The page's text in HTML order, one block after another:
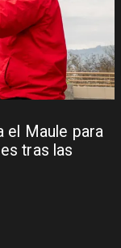
el Maule para
tras las